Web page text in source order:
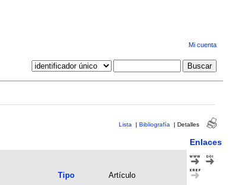
Mi cuenta
Lista | Bibliografía | Detalles
Enlaces
Tipo
Artículo